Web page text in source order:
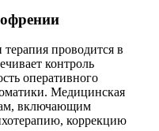
проводится в
контроль
оперативного
Медицинская
включающим
коррекцию